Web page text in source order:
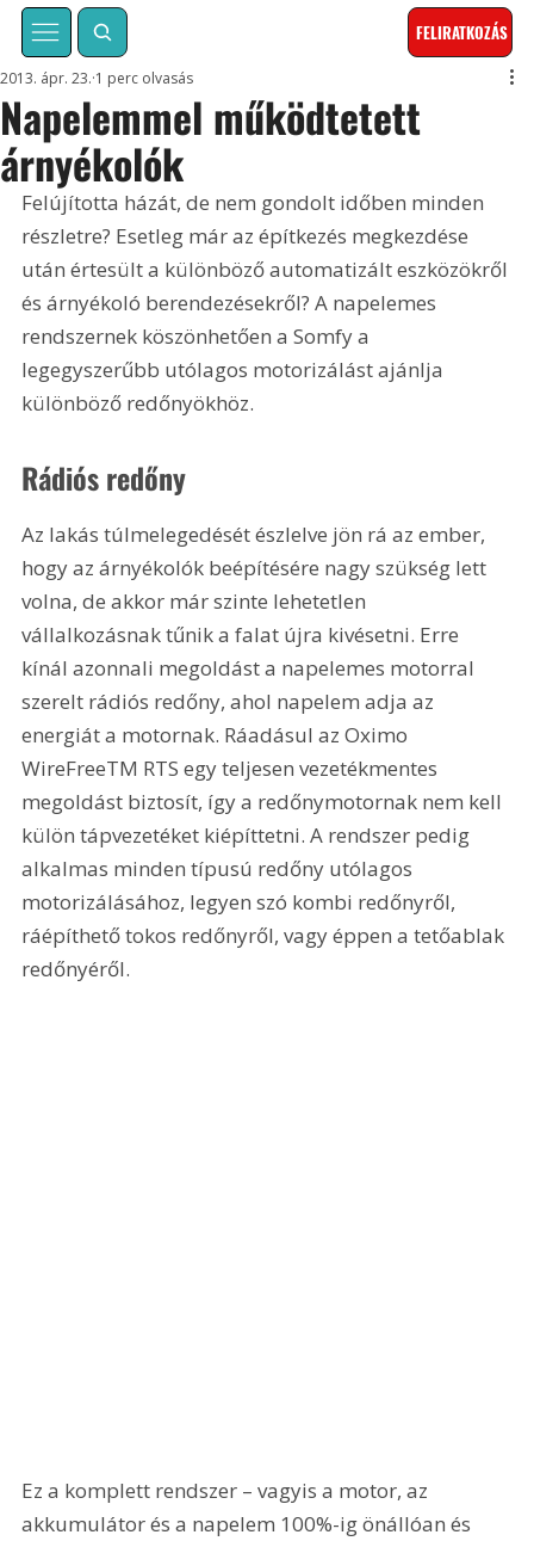
FELIRATKOZÁS
Napelemmel működtetett
árnyékolók
2013. ápr. 23. 1 perc olvasás
Felújította házát, de nem gondolt időben minden
részletre? Esetleg már az építkezés megkezdése
után értesült a különböző automatizált eszközökről
és árnyékoló berendezésekről? A napelemes
rendszernek köszönhetően a Somfy a
legegyszerűbb utólagos motorizálást ajánlja
különböző redőnyökhöz.
Rádiós redőny
Az lakás túlmelegedését észlelve jön rá az ember,
hogy az árnyékolók beépítésére nagy szükség lett
volna, de akkor már szinte lehetetlen
vállalkozásnak tűnik a falat újra kivésetni. Erre
kínál azonnali megoldást a napelemes motorral
szerelt rádiós redőny, ahol napelem adja az
energiát a motornak. Ráadásul az Oximo
WireFreeTM RTS egy teljesen vezetékmentes
megoldást biztosít, így a redőnymotornak nem kell
külön tápvezetéket kiépíttetni. A rendszer pedig
alkalmas minden típusú redőny utólagos
motorizálásához, legyen szó kombi redőnyről,
ráépíthető tokos redőnyről, vagy éppen a tetőablak
redőnyéről.
Ez a komplett rendszer – vagyis a motor, az
akkumulátor és a napelem 100%-ig önállóan és